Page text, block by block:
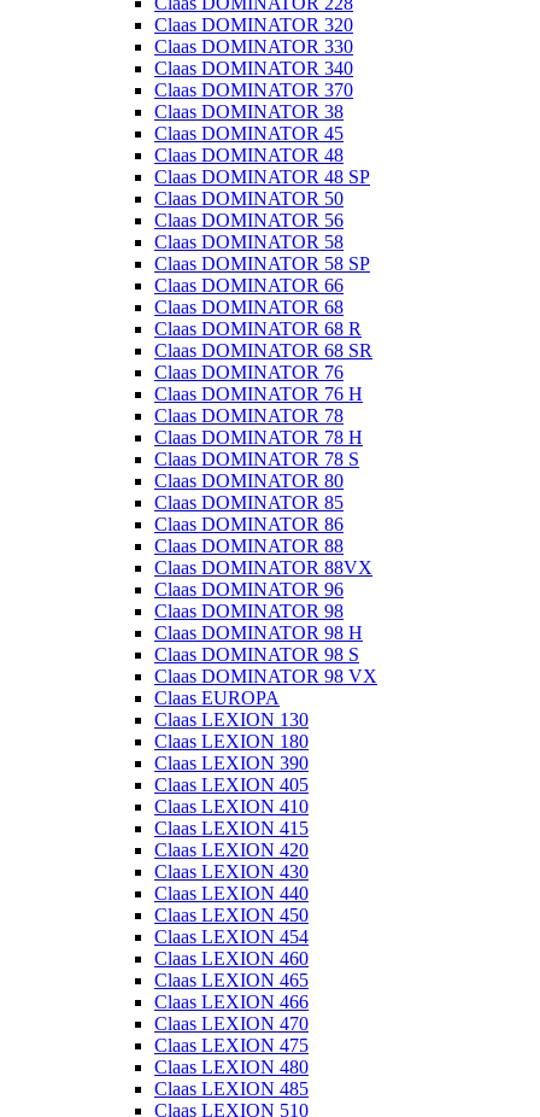
Claas DOMINATOR 320
Claas DOMINATOR 330
Claas DOMINATOR 340
Claas DOMINATOR 370
Claas DOMINATOR 38
Claas DOMINATOR 45
Claas DOMINATOR 48
Claas DOMINATOR 48 SP
Claas DOMINATOR 50
Claas DOMINATOR 56
Claas DOMINATOR 58
Claas DOMINATOR 58 SP
Claas DOMINATOR 66
Claas DOMINATOR 68
Claas DOMINATOR 68 R
Claas DOMINATOR 68 SR
Claas DOMINATOR 76
Claas DOMINATOR 76 H
Claas DOMINATOR 78
Claas DOMINATOR 78 H
Claas DOMINATOR 78 S
Claas DOMINATOR 80
Claas DOMINATOR 85
Claas DOMINATOR 86
Claas DOMINATOR 88
Claas DOMINATOR 88VX
Claas DOMINATOR 96
Claas DOMINATOR 98
Claas DOMINATOR 98 H
Claas DOMINATOR 98 S
Claas DOMINATOR 98 VX
Claas EUROPA
Claas LEXION 130
Claas LEXION 180
Claas LEXION 390
Claas LEXION 405
Claas LEXION 410
Claas LEXION 415
Claas LEXION 420
Claas LEXION 430
Claas LEXION 440
Claas LEXION 450
Claas LEXION 454
Claas LEXION 460
Claas LEXION 465
Claas LEXION 466
Claas LEXION 470
Claas LEXION 475
Claas LEXION 480
Claas LEXION 485
Claas LEXION 510